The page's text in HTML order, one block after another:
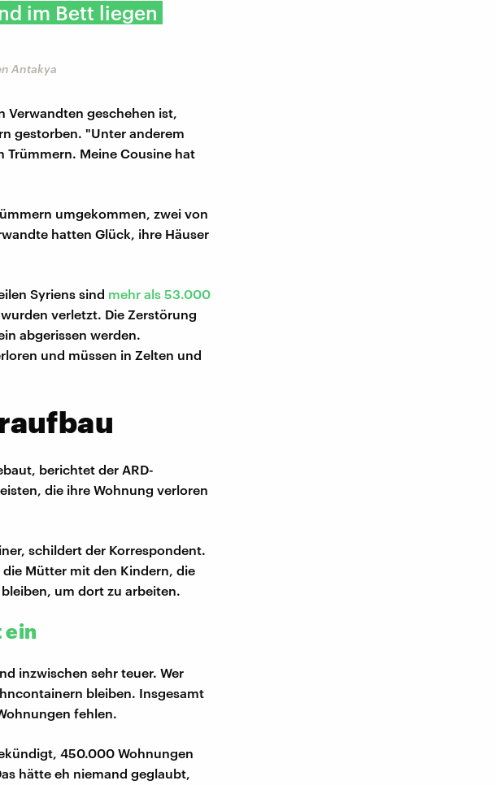
im Bett liegen
Antakya
Verwandten geschehen ist,
gestorben. "Unter anderem
Trümmern. Meine Cousine hat
umgekommen, zwei von
hatten Glück, ihre Häuser
Syriens sind mehr als 53.000
verletzt. Die Zerstörung
abgerissen werden.
und müssen in Zelten und
berichtet der ARD-
die ihre Wohnung verloren
schildert der Korrespondent.
Mütter mit den Kindern, die
um dort zu arbeiten.
ein
inzwischen sehr teuer. Wer
bleiben. Insgesamt
fehlen.
450.000 Wohnungen
hätte eh niemand geglaubt,